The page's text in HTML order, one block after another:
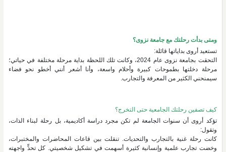
ومتى بدأت رحلتك مع جامعة نزوى؟
تستعيد أروى بداياتها قائلة:
التحقت بجامعة نزوى عام 2024، وكانت تلك اللحظة بداية مرحلة مختلفة في حياتي؛
مرحلة دخلتها بطموحات كبيرة وأحلام واسعة، وأنا أشعر أنني أخطو نحو فضاء
سيمنحني الكثير من المعرفة والتجارب.
كيف تصفين رحلتك الجامعية حتى التخرج؟
تؤكد أروى أن سنوات الجامعة لم تكن مجرد دراسة أكاديمية، بل رحلة لبناء الذات،
وتقول:
كانت رحلة غنية بالتجارب والتحديات. تنقلت بين قاعات المحاضرات والمختبرات،
وخضت تجارب علمية وإنسانية كثيرة أسهمت في تشكيل شخصيتي. كل تحدٍّ واجهته